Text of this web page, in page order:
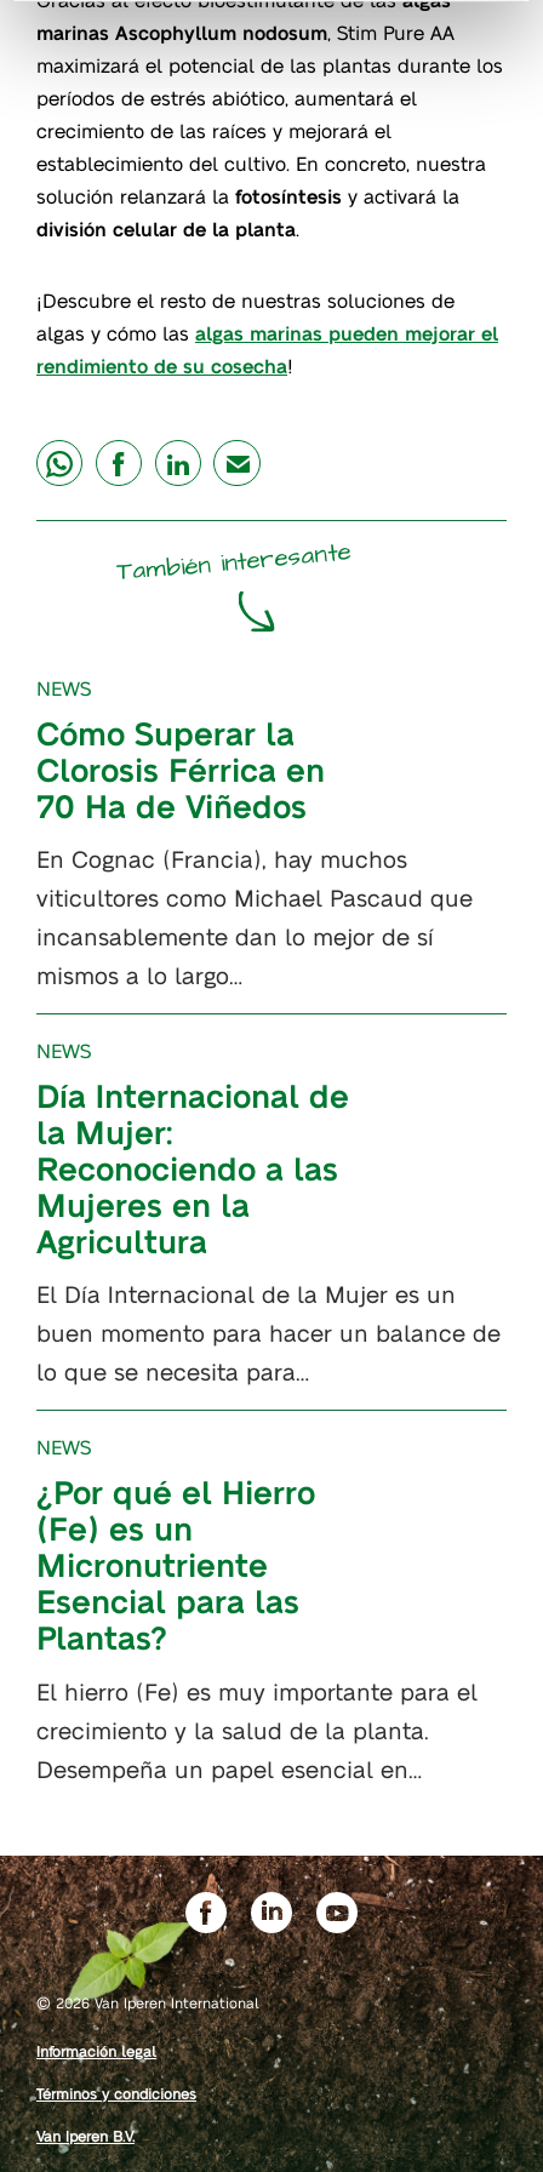
marinas Ascophyllum nodosum , Stim Pure AA
maximizará el potencial de las plantas durante los
períodos de estrés abiótico, aumentará el
crecimiento de las raíces y mejorará el
establecimiento del cultivo. En concreto, nuestra
solución relanzará la fotosíntesis y activará la
división celular de la planta
¡Descubre el resto de nuestras soluciones de
algas y cómo las algas marinas pueden mejorar el
rendimiento de su cosecha!
share share share mail
También interesante
NEWS
Cómo Superar la
Clorosis Férrica en
70 Ha de Viñedos
En Cognac (Francia), hay muchos
viticultores como Michael Pascaud que
incansablemente dan lo mejor de sí
mismos a lo largo…
NEWS
Día Internacional de
la Mujer:
Reconociendo a las
Mujeres en la
Agricultura
El Día Internacional de la Mujer es un
buen momento para hacer un balance de
lo que se necesita para…
NEWS
¿Por qué el Hierro
(Fe) es un
Micronutriente
Esencial para las
Plantas?
El hierro (Fe) es muy importante para el
crecimiento y la salud de la planta.
Desempeña un papel esencial en…
©2026 Van Iperen International
Información legal
Términos y condiciones
Van Iperen B.V.